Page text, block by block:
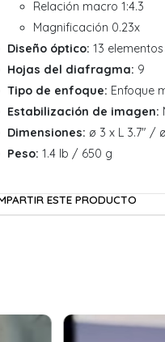
Relación macro 1:4.3
Magnificación 0.23x
Diseño óptico: 13
Hojas del diafragma: 9
Tipo de enfoque: Enfoque
Estabilización de imagen:
Dimensiones: ø 3 x L 3.7" /
Peso: 1.4 lb / 650 g
ESTE PRODUCTO